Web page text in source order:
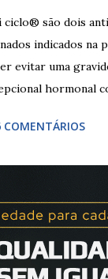
ciclo® são dois
indicados na
evitar uma
hormonal
Os
um comprimido
ou blister. No
de 7 dias, para
pode ter que
COMENTÁRIOS